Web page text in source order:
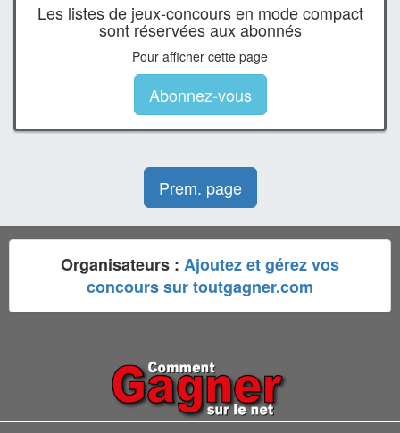
Les listes de jeux-concours en mode compact
sont réservées aux abonnés
Pour afficher cette page
Abonnez-vous
Prem. page
Organisateurs : Ajoutez et gérez vos
concours sur toutgagner.com